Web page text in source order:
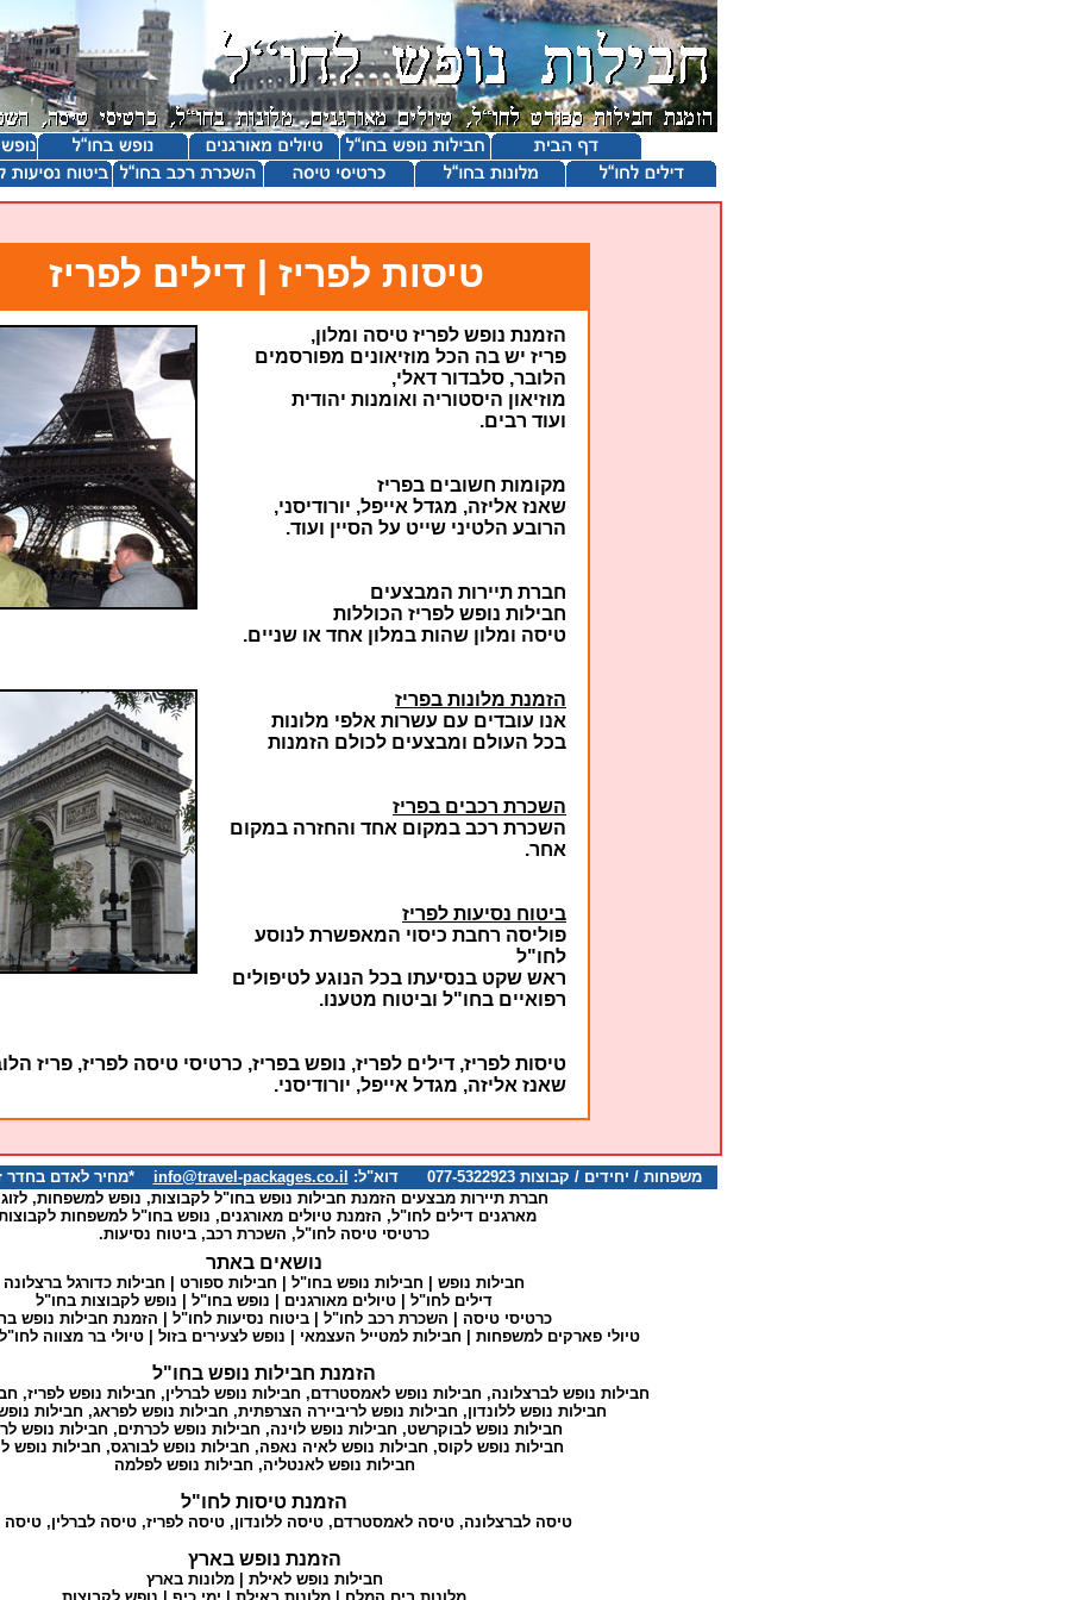
טיסות לפריז | דילים לפריז
הזמנת נופש לפריז טיסה ומלון,
פריז יש בה הכל מוזיאונים מפורסמים
הלובר, סלבדור דאלי,
מוזיאון היסטוריה ואומנות יהודית
ועוד רבים.
מקומות חשובים בפריז
שאנז אליזה, מגדל אייפל, יורודיסני,
הרובע הלטיני שייט על הסיין ועוד.
חברת תיירות המבצעים
חבילות נופש לפריז הכוללות
טיסה ומלון שהות במלון אחד או שניים.
הזמנת מלונות בפריז
אנו עובדים עם עשרות אלפי מלונות
בכל העולם ומבצעים לכולם הזמנות
השכרת רכבים בפריז
השכרת רכב במקום אחד והחזרה במקום
אחר.
ביטוח נסיעות לפריז
פוליסה רחבת כיסוי המאפשרת לנוסע
לחו"ל
ראש שקט בנסיעתו בכל הנוגע לטיפולים
רפואיים בחו"ל וביטוח מטענו.
טיסות לפריז, דילים לפריז, נופש בפריז, כרטיסי טיסה לפריז, פריז
שאנז אליזה, מגדל אייפל, יורודיסני.
משפחות / יחידים / קבוצות 077-5322923 דוא"ל: info@travel-packages.co.il *מחיר לאדם בחדר
חברת תיירות מבצעים הזמנת חבילות נופש בחו"ל לקבוצות, נופש למשפחות,
מארגנים דילים לחו"ל, הזמנת טיולים מאורגנים, נופש בחו"ל למשפחות
כרטיסי טיסה לחו"ל, השכרת רכב, ביטוח נסיעות.
נושאים באתר
חבילות נופש חבילות נופש בחו"ל חבילות ספורט
חבילות כדורגל ברצלונה
דילים לחו"ל
טיולים מאורגנים נופש בחו"ל
נופש לקבוצות בחו"ל
כרטיסי טיסה
השכרת רכב לחו"ל ביטוח נסיעות לחו"ל
הזמנת חבילות נופש
טיולי פארקים למשפחות
חבילות למטייל העצמאי נופש לצעירים בזול |טיולי בר מצווה
הזמנת חבילות נופש בחו"ל
חבילות נופש לברצלונה, חבילות נופש לאמסטרדם, חבילות נופש לברלין, חבילות נופש לפריז,
חבילות נופש ללונדון, חבילות נופש לריביירה הצרפתית, חבילות נופש לפראג, חבילות
חבילות נופש לבוקרשט, חבילות נופש לוינה, חבילות נופש לכרתים, חבילות נופש
חבילות נופש לקוס, חבילות נופש לאיה נאפה, חבילות נופש לבורגס, חבילות נופש
חבילות נופש לאנטליה, חבילות נופש לפלמה
הזמנת טיסות לחו"ל
טיסה לברצלונה,טיסה לאמסטרדם,טיסה ללונדון,טיסה לפריז,טיסה לברלין,טיסה
הזמנת נופש בארץ
חבילות נופש לאילת |מלונות בארץ